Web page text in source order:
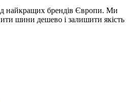
найкращих брендів Європи. Ми
шини дешево і залишити якість